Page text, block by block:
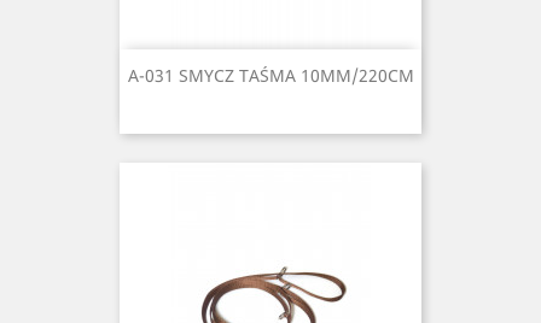
A-031 SMYCZ TAŚMA 10MM/220CM